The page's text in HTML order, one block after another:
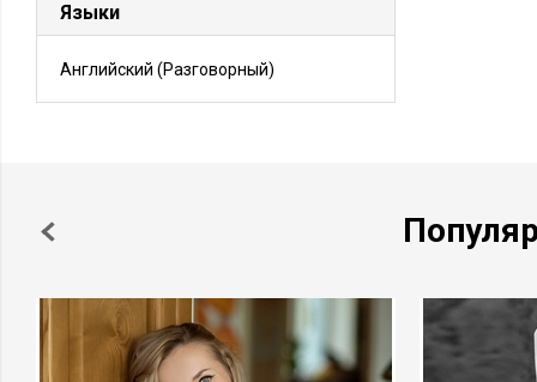
Языки
Английский (Разговорный)